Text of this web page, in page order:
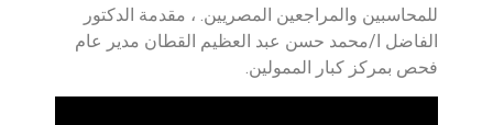
للمحاسبين والمراجعين المصريين. ، مقدمة الدكتور
الفاضل ا/محمد حسن عبد العظيم القطان مدير عام
فحص بمركز كبار الممولين.